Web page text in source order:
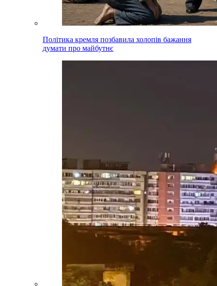
Політика кремля позбавила холопів бажання
думати про майбутнє